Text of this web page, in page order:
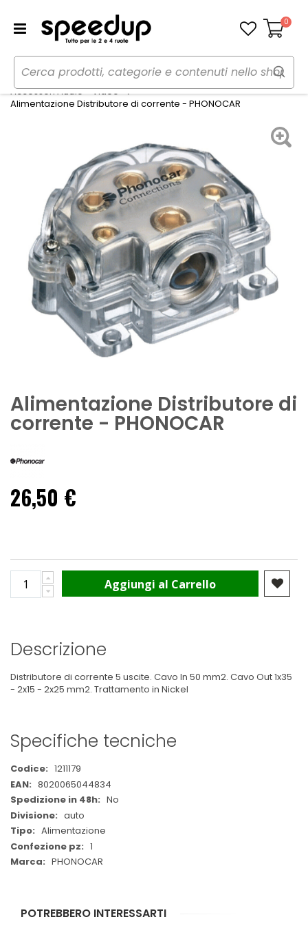
Carrello
0
Home Auto
Audio elettronica mobile
Accessori Audio - Video
Alimentazione Distributore di corrente - PHONOCAR
Alimentazione Distributore di
corrente - PHONOCAR
26,50 €
Aggiungi al Carrello
Descrizione
Distributore di corrente 5 uscite. Cavo In 50 mm2. Cavo Out 1x35
- 2x15 - 2x25 mm2. Trattamento in Nickel
Specifiche tecniche
Maggiori
Informazioni
1211179
8020065044834
No
auto
Alimentazione
1
PHONOCAR
POTREBBERO INTERESSARTI